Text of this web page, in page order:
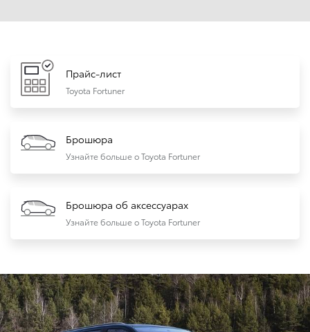
Прайс-лист
Toyota Fortuner
Брошюра
Узнайте больше о Toyota Fortuner
Брошюра об аксессуарах
Узнайте больше о Toyota Fortuner